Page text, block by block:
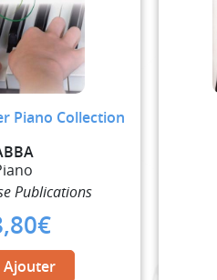
Piano Collection
Publications
€
Ajouter